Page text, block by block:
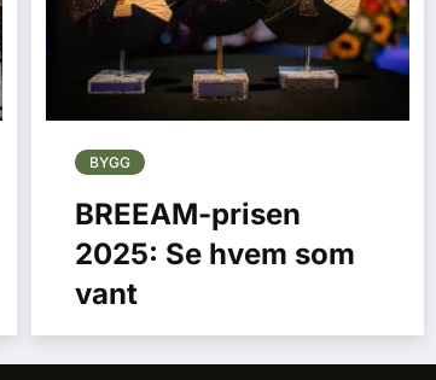
BYGG
BREEAM-prisen
2025: Se hvem som
vant